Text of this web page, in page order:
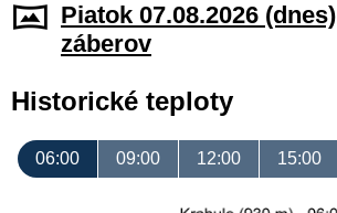
Piatok 07.08.2026 (dnes)
záberov
Historické teploty
06:00 09:00 12:00 15:00